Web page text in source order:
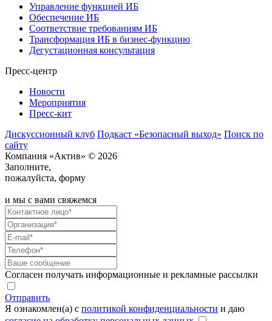
Управление функцией ИБ
Обеспечение ИБ
Соответствие требованиям ИБ
Трансформация ИБ в бизнес-функцию
Дегустационная консультация
Пресс-центр
Новости
Мероприятия
Пресс-кит
Дискуссионный клуб Подкаст «Безопасный выход» Поиск по
сайту
Компания «Актив» © 2026
Заполните,
пожалуйста, форму
и мы с вами свяжемся
Согласен получать информационные и рекламные рассылки
Отправить
Я ознакомлен(а) с политикой конфиденциальности и даю